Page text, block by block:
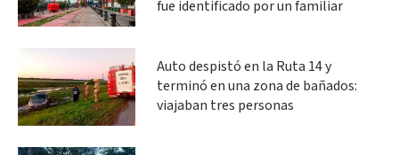
fue identificado por un familiar
Auto despistó en la Ruta 14 y
terminó en una zona de bañados:
viajaban tres personas